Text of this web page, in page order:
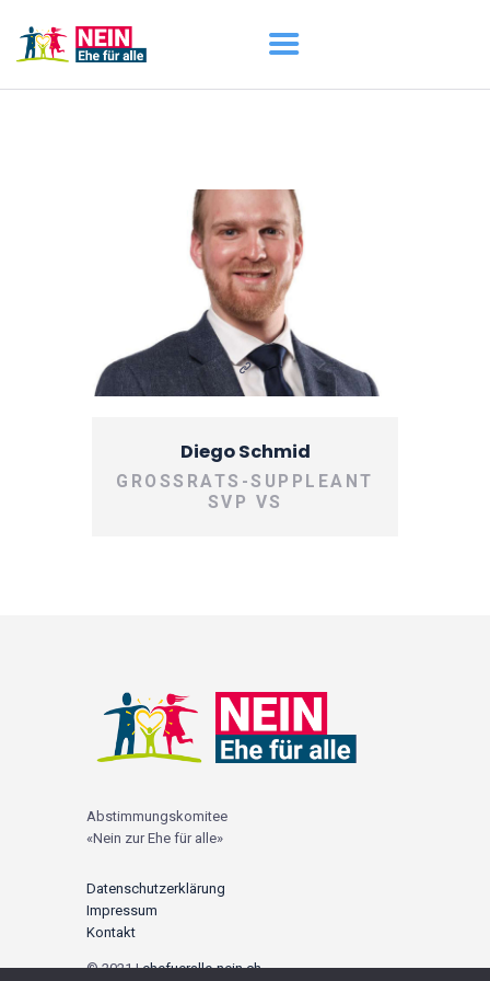
DARUM GEHT ES
ÜBER UNS
DOWNLOADS
Diego Schmid
GROSSRATS-SUPPLEANT
SVP VS
Abstimmungskomitee
«Nein zur Ehe für alle»
Datenschutzerklärung
Impressum
Kontakt
© 2021 |ehefueralle-nein.ch